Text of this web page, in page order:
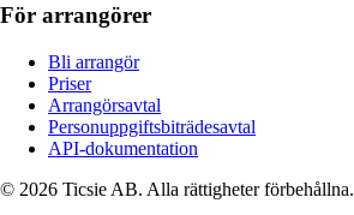
För arrangörer
Bli arrangör
Priser
Arrangörsavtal
Personuppgiftsbiträdesavtal
API-dokumentation
© 2026 Ticsie AB. Alla rättigheter förbehållna.